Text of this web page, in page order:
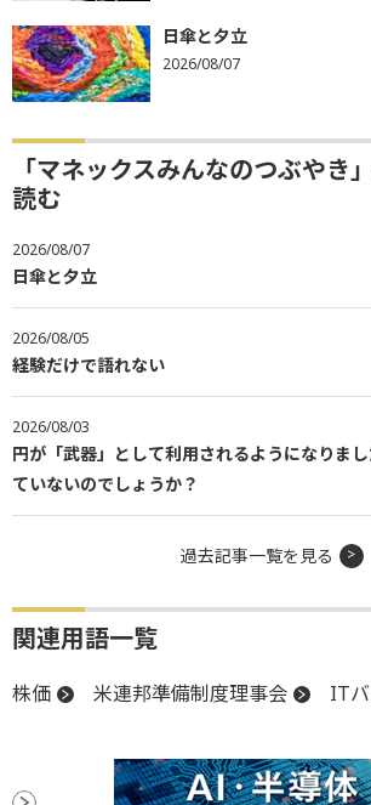
日傘と夕立
2026/08/07
「マネックスみんなのつぶやき
読む
2026/08/07
日傘と夕立
2026/08/05
経験だけで語れない
2026/08/03
円が「武器」として利用されるようになりまし
ていないのでしょうか？
過去記事一覧を見る
関連用語一覧
株価 米連邦準備制度理事会 IT